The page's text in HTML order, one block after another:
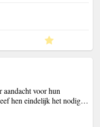
aandacht voor hun
hen eindelijk het nodig…